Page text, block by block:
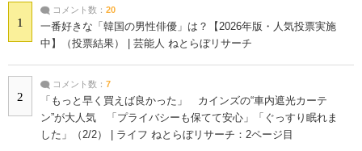
1
コメント数： 20
一番好きな「韓国の男性俳優」は？【2026年版・人気投票実施
中】（投票結果） | 芸能人 ねとらぼリサーチ
2
コメント数： 7
「もっと早く買えば良かった」 カインズの“車内遮光カーテ
ン”が大人気 「プライバシーも保てて安心」「ぐっすり眠れま
した」（2/2） | ライフ ねとらぼリサーチ：2ページ目